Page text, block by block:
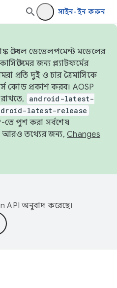
সাইন-ইন করুন
স্টেবল ডেভেলপমেন্ট মডেলের
জন্য প্ল্যাটফর্মের
প্রতি দুই ও চার ত্রৈমাসিকে
কোড প্রকাশ করব। AOSP
android-latest-
latest-release
তে পুশ করা সর্বশেষ
আরও তথ্যের জন্য, Changes
API অনুবাদ করেছে।